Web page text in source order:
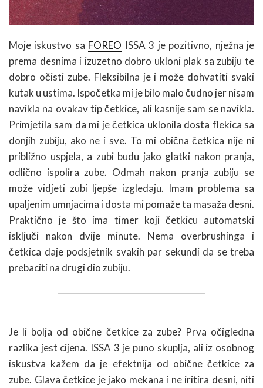
Moje iskustvo sa FOREO ISSA 3 je pozitivno, nježna je
prema desnima i izuzetno dobro ukloni plak sa zubiju te
dobro očisti zube. Fleksibilna je i može dohvatiti svaki
kutak u ustima. Ispočetka mi je bilo malo čudno jer nisam
navikla na ovakav tip četkice, ali kasnije sam se navikla.
Primjetila sam da mi je četkica uklonila dosta flekica sa
donjih zubiju, ako ne i sve. To mi obična četkica nije ni
približno uspjela, a zubi budu jako glatki nakon pranja,
odlično ispolira zube. Odmah nakon pranja zubiju se
može vidjeti zubi ljepše izgledaju. Imam problema sa
upaljenim umnjacima i dosta mi pomaže ta masaža desni.
Praktično je što ima timer koji četkicu automatski
isključi nakon dvije minute. Nema overbrushinga i
četkica daje podsjetnik svakih par sekundi da se treba
prebaciti na drugi dio zubiju.
Je li bolja od obične četkice za zube? Prva očigledna
razlika jest cijena. ISSA 3 je puno skuplja, ali iz osobnog
iskustva kažem da je efektnija od obične četkice za
zube. Glava četkice je jako mekana i ne iritira desni, niti